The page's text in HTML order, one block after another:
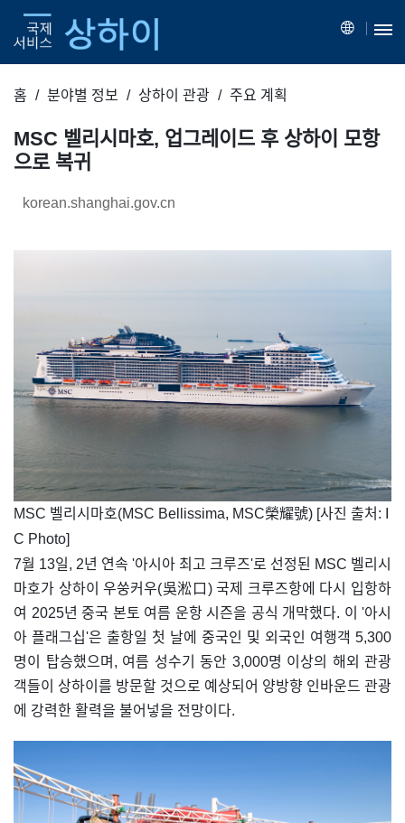
홈 분야별 정보 상하이 관광 주요 계획
MSC 벨리시마호, 업그레이드 후 상하이 모항
으로 복귀
korean.shanghai.gov.cn
​​MSC 벨리시마호(MSC Bellissima, MSC榮耀號) [사진 출처: I
C Photo]
7월 13일, 2년 연속 '아시아 최고 크루즈'로 선정된 MSC 벨리시
마호가 상하이 우쑹커우(吳淞口) 국제 크루즈항에 다시 입항하
여 2025년 중국 본토 여름 운항 시즌을 공식 개막했다. 이 '아시
아 플래그십'은 출항일 첫 날에 중국인 및 외국인 여행객 5,300
명이 탑승했으며, 여름 성수기 동안 3,000명 이상의 해외 관광
객들이 상하이를 방문할 것으로 예상되어 양방향 인바운드 관광
에 강력한 활력을 불어넣을 전망이다.